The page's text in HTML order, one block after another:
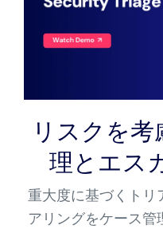
リスクを
理とエス
重大度に基づくトリ
アリングをケース管